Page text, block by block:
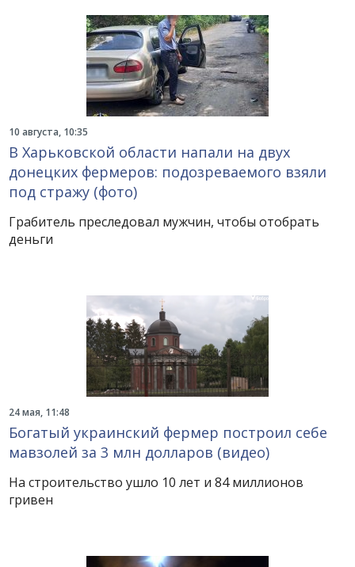
10 августа, 10:35
В Харьковской области напали на двух
донецких фермеров: подозреваемого взяли
под стражу (фото)
Грабитель преследовал мужчин, чтобы отобрать
деньги
24 мая, 11:48
Богатый украинский фермер построил себе
мавзолей за 3 млн долларов (видео)
На строительство ушло 10 лет и 84 миллионов
гривен